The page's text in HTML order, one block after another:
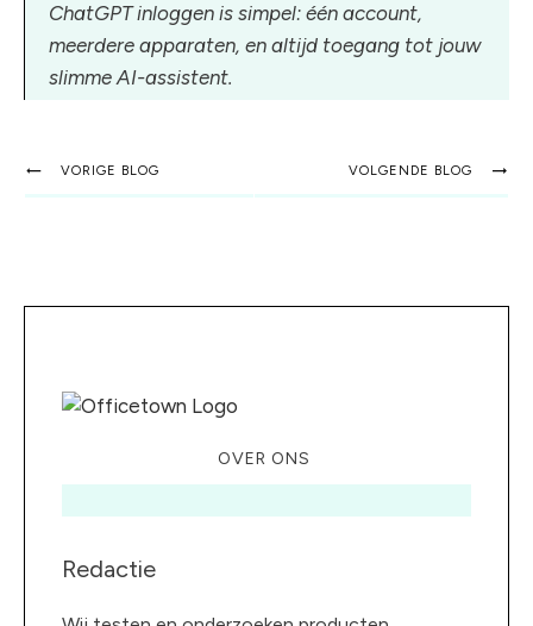
ChatGPT inloggen is simpel: één account,
meerdere apparaten, en altijd toegang tot jouw
slimme AI-assistent.
VORIGE BLOG VOLGENDE BLOG
OVER ONS
Redactie